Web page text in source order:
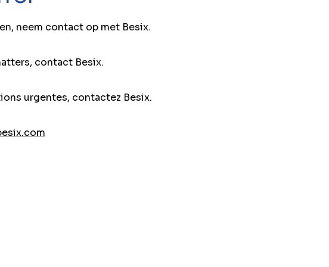
neem contact op met Besix.
contact Besix.
urgentes, contactez Besix.